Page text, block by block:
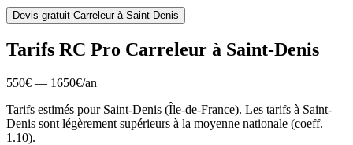
Devis gratuit Carreleurà Saint-Denis
Tarifs RC Pro Carreleur à Saint-Denis
550€ — 1650€/an
Tarifs estimés pour Saint-Denis (Île-de-France). Les tarifs à Saint-
Denis sont légèrement supérieurs à la moyenne nationale (coeff.
1.10).